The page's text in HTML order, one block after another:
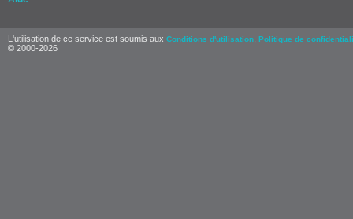
L'utilisation de ce service est soumis aux Conditions d'utilisation Politique de
© 2000-2026